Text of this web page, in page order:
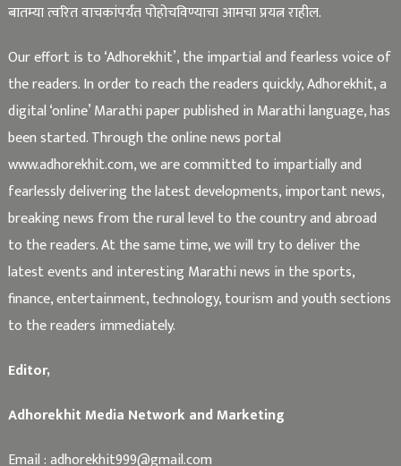
बातम्या त्वरित वाचकांपर्यंत पोहोचविण्याचा आमचा प्रयत्न राहील.
Our effort is to ‘Adhorekhit’, the impartial and fearless voice of
the readers. In order to reach the readers quickly, Adhorekhit, a
digital ‘online’ Marathi paper published in Marathi language, has
been started. Through the online news portal
www.adhorekhit.com, we are committed to impartially and
fearlessly delivering the latest developments, important news,
breaking news from the rural level to the country and abroad
to the readers. At the same time, we will try to deliver the
latest events and interesting Marathi news in the sports,
finance, entertainment, technology, tourism and youth sections
to the readers immediately.
Editor,
Adhorekhit Media Network and Marketing
Email :adhorekhit999@gmail.com